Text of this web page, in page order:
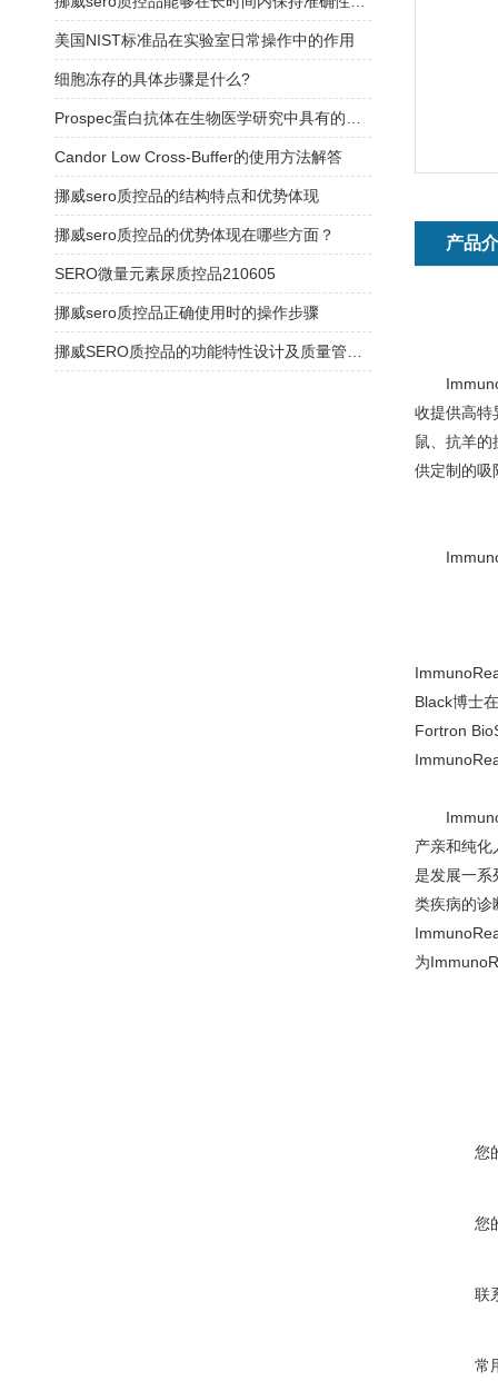
产品
收提供高特
鼠、抗羊
供定制的吸
Black博士
Fortron
产亲和纯
是发展一系
类疾病的诊
为
您
您
联
常
美国NIST标准品在实验室日常操作中的作用
细胞冻存的具体步骤是什么?
Candor Low Cross-Buffer的使用方法解答
挪威sero质控品的结构特点和优势体现
挪威sero质控品的优势体现在哪些方面？
SERO微量元素尿质控品210605
挪威sero质控品正确使用时的操作步骤